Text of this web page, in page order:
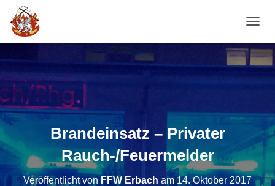
Brandeinsatz – Privater
Rauch-/Feuermelder
Veröffentlicht von FFW Erbach am 14. Oktober 2017